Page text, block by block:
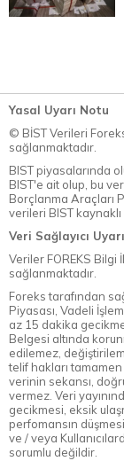
Yasal Uyarı Notu
© BİST Verileri
sağlanmaktadır.
BIST piyasalarında
BIST'e ait olup, bu
Borçlanma Araçları
verileri BIST
Veri Sağlayıcı
Veriler FOREKS Bilgi
sağlanmaktadır.
Foreks tarafından
Piyasası, Vadeli
az 15 dakika
Belgesi altında
edilemez,
telif hakları
verinin sekansı,
vermez. Veri
gecikmesi, eksik
perfomansın
ve / veya
sorumlu değildir.